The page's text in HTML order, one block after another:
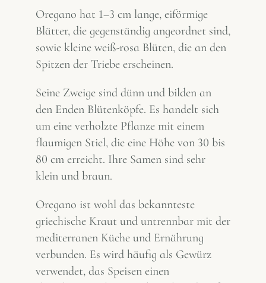
Oregano hat 1–3 cm lange, eiförmige
Blätter, die gegenständig angeordnet sind,
sowie kleine weiß-rosa Blüten, die an den
Spitzen der Triebe erscheinen.
Seine Zweige sind dünn und bilden an
den Enden Blütenköpfe. Es handelt sich
um eine verholzte Pflanze mit einem
flaumigen Stiel, die eine Höhe von 30 bis
80 cm erreicht. Ihre Samen sind sehr
klein und braun.
Oregano ist wohl das bekannteste
griechische Kraut und untrennbar mit der
mediterranen Küche und Ernährung
verbunden. Es wird häufig als Gewürz
verwendet, das Speisen einen